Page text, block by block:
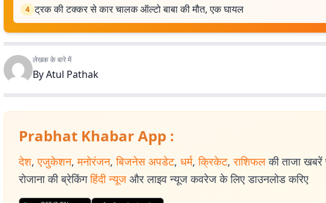
4 ट्रक की टक्कर से कार चालक ऑल्टो बाबा की मौत, एक घायल
लेखक के बारे में
ByAtul Pathak
Prabhat Khabar App :
देश, एजुकेशन, मनोरंजन, बिजनेस अपडेट, धर्म, क्रिकेट, राशिफल की ताजा खबरें
रोजाना की ब्रेकिंग हिंदी न्यूज और लाइव न्यूज कवरेज के लिए डाउनलोड करिए